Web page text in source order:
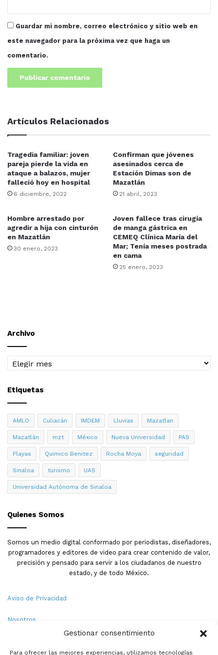
Gestionar consentimiento
Para ofrecer las mejores experiencias, utilizamos tecnologías
Guardar mi nombre, correo electrónico y sitio web en
este navegador para la próxima vez que haga un
comentario.
Artículos Relacionados
Tragedia familiar: joven
pareja pierde la vida en
ataque a balazos, mujer
falleció hoy en hospital
6 diciembre, 2022
Confirman que jóvenes
asesinados cerca de
Estación Dimas son de
Mazatlán
21 abril, 2023
Hombre arrestado por
agredir a hija con cinturón
en Mazatlán
30 enero, 2023
Joven fallece tras cirugía
de manga gástrica en
CEMEQ Clínica María del
Mar; Tenía meses postrada
en cama
25 enero, 2023
Archivo
Archivo
Etiquetas
AMLO Culiacán IMDEM Lluvias Mazatlan
Mazatlán mzt México Nueva Universidad PAS
Playas Quimico Benitez Rocha Moya seguridad
Sinaloa turismo UAS
Universidad Autónoma de Sinaloa
Quienes Somos
Somos un medio digital conformado por periodistas, diseñadores,
programadores y editores de video para crear contenido de valor,
precisión y pensado para servir a los ciudadanos de nuestro
estado, y de todo México.
Aviso de Privacidad
Nosotros